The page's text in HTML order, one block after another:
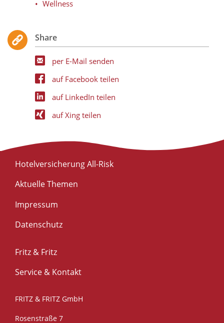
Wellness
Share
per E-Mail senden
auf Facebook teilen
auf LinkedIn teilen
auf Xing teilen
Hotelversicherung All-Risk
Aktuelle Themen
Impressum
Datenschutz
Fritz & Fritz
Service & Kontakt
FRITZ & FRITZ GmbH
Rosenstraße 7